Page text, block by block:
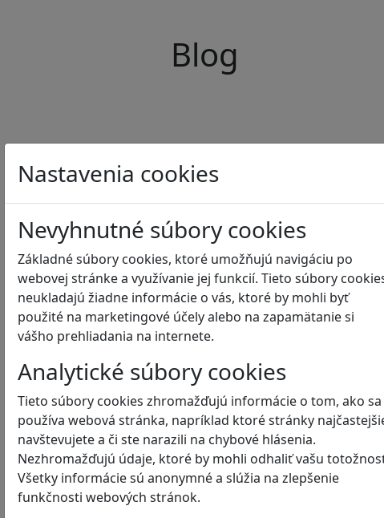
Nastavenia cookies
Nevyhnutné súbory cookies
Základné súbory cookies, ktoré umožňujú navigáciu po
webovej stránke a využívanie jej funkcií. Tieto súbory
neukladajú žiadne informácie o vás, ktoré by mohli byť
použité na marketingové účely alebo na zapamätanie si
vášho prehliadania na internete.
Analytické súbory cookies
Tieto súbory cookies zhromažďujú informácie o tom, ako sa
používa webová stránka, napríklad ktoré stránky
navštevujete a či ste narazili na chybové hlásenia.
Nezhromažďujú údaje, ktoré by mohli odhaliť vašu
Všetky informácie sú anonymné a slúžia na zlepšenie
funkčnosti webových stránok.
Blog